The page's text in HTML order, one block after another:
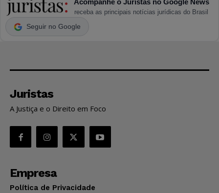
Acompanhe o Juristas no Google News
receba as principais notícias jurídicas do Brasil
Seguir no Google
Juristas
A Justiça e o Direito em Foco
Empresa
Política de Privacidade